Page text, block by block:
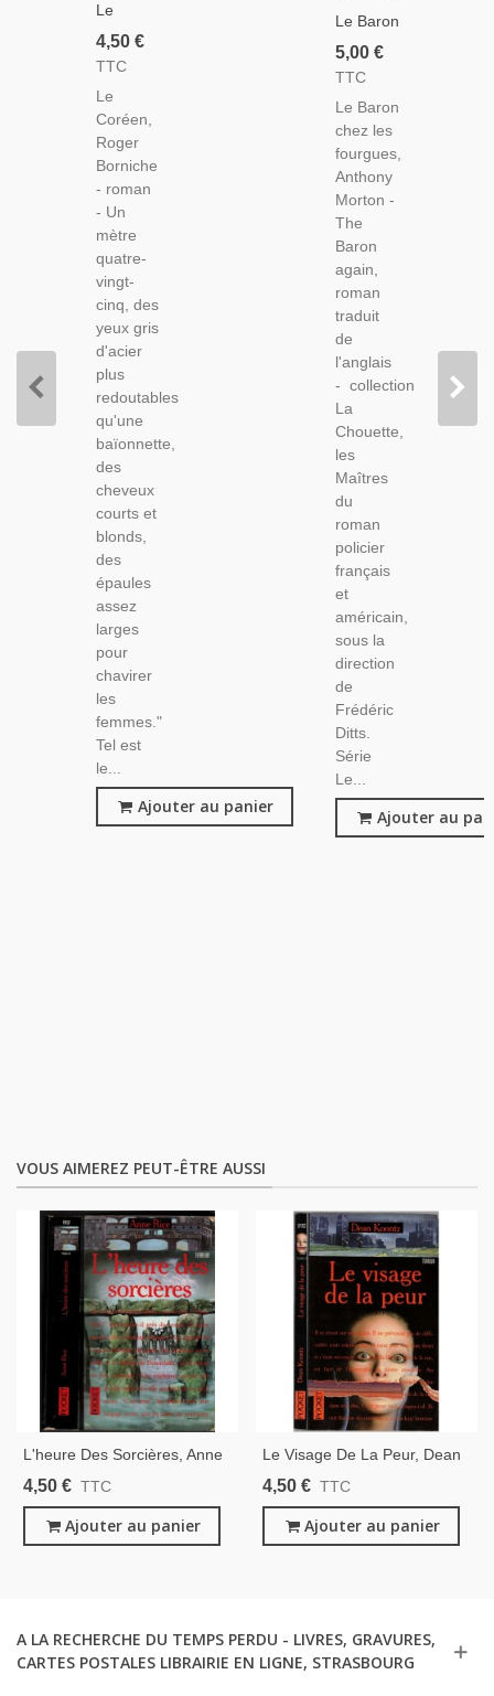
Le
Coréen,
Roger
1988 -
Roman
Policier,
Enquête
Policière,
Trafic De
Drogue
4,50 €
TTC
Le
Coréen,
Roger
Borniche
- roman
- Un
mètre
quatre-
vingt-
cinq, des
yeux gris
d'acier
plus
redoutables
qu'une
baïonnette,
des
cheveux
courts et
blonds,
des
épaules
assez
larges
pour
chavirer
les
femmes."
Tel est
le...
Ajouter au panier
Le Baron
Chez
Les
Anthony
Morton,
1961 -
Gentleman
Cambrioleur,
Roman
De Gare,
Roman
Policier,
La
Chouette,
5,00 €
TTC
Le Baron
chez les
fourgues,
Anthony
Morton -
The
Baron
again,
roman
traduit
de
l'anglais
- collection
La
Chouette,
les
Maîtres
du
roman
policier
français
et
américain,
sous la
direction
de
Frédéric
Ditts.
Série
Le...
Ajouter au
VOUS AIMEREZ PEUT-ÊTRE AUSSI
L'heure Des Sorcières, Anne
Rice, 1996 - Suspense,
4,50 € TTC
Ajouter au panier
Le Visage De La Peur, Dean
Koontz, 1998 - Suspense,
4,50 € TTC
Ajouter au panier
A LA RECHERCHE DU TEMPS PERDU - LIVRES, GRAVURES,
CARTES POSTALES LIBRAIRIE EN LIGNE, STRASBOURG